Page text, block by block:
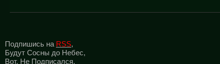
Подпишись на RSS,
Будут Сосны до Небес,
Вот. Не Подписался,